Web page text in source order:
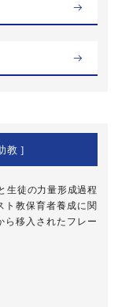
教 ]
生徒の力量形成過程
ト教保育者養成に関
ら移入されたフレー